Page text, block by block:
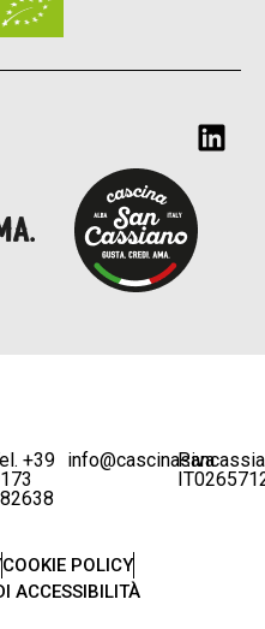
+39
P.iva
COOKIE POLICY
ACCESSIBILITÀ